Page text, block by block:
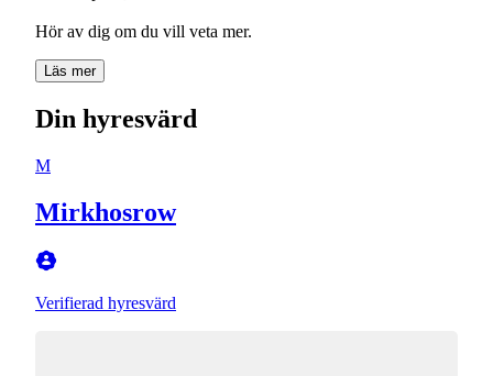
Hör av dig om du vill veta mer.
Läs mer
Din hyresvärd
M
Mirkhosrow
Verifierad hyresvärd